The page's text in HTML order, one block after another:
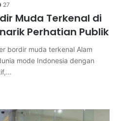
27
Muda Terkenal di
Perhatian Publik
bordir muda terkenal Alam
mode Indonesia dengan